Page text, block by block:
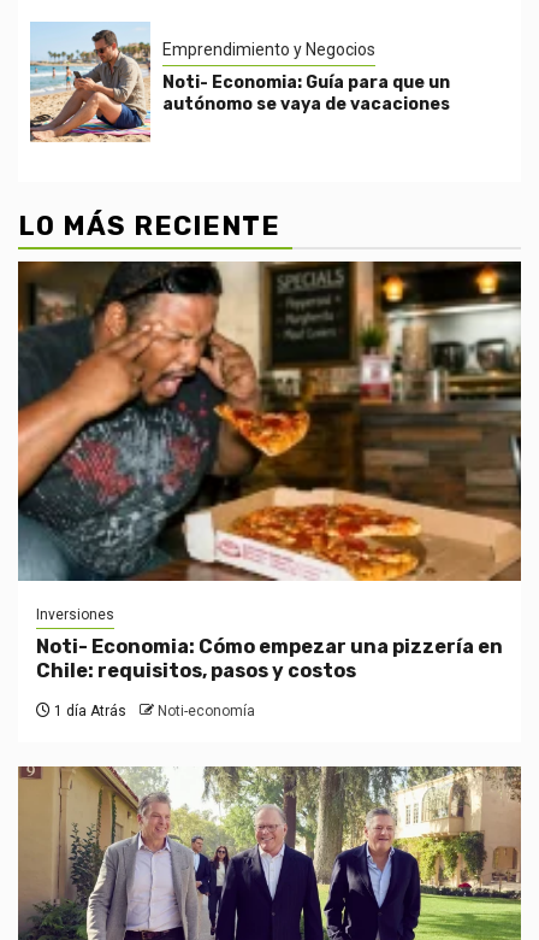
Emprendimiento y Negocios
Noti- Economia: Guía para que un
autónomo se vaya de vacaciones
LO MÁS RECIENTE
Inversiones
Noti- Economia: Cómo empezar una pizzería en
Chile: requisitos, pasos y costos
1 día Atrás Noti-economía